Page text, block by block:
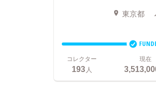
東京都
コレクター
193人
現在